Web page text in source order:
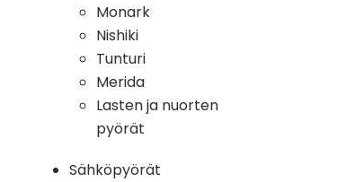
Monark
Nishiki
Tunturi
Merida
Lasten ja nuorten
pyörät
Sähköpyörät